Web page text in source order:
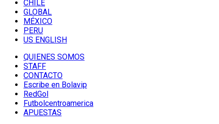
CHILE
GLOBAL
MÉXICO
PERU
US ENGLISH
QUIENES SOMOS
STAFF
CONTACTO
Escribe en Bolavip
RedGol
Futbolcentroamerica
APUESTAS